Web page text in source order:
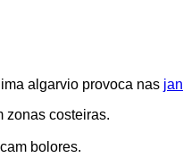
algarvio provoca nas
zonas costeiras.
bolores.